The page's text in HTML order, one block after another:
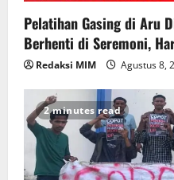
Pelatihan Gasing di Aru
Berhenti di Seremoni,
Redaksi MIM Agustus 8,
2 minutes read